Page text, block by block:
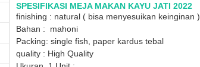
SPESIFIKASI MEJA MAKAN KAYU JATI 2022
finishing : natural ( bisa menyesuikan keinginan )
Bahan : mahoni
Packing: single fish, paper kardus tebal
quality : High Quality